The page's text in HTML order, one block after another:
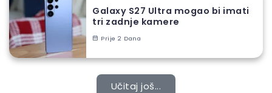
Galaxy S27 Ultra mogao bi imati
tri zadnje kamere
Prije 2 Dana
Učitaj još...